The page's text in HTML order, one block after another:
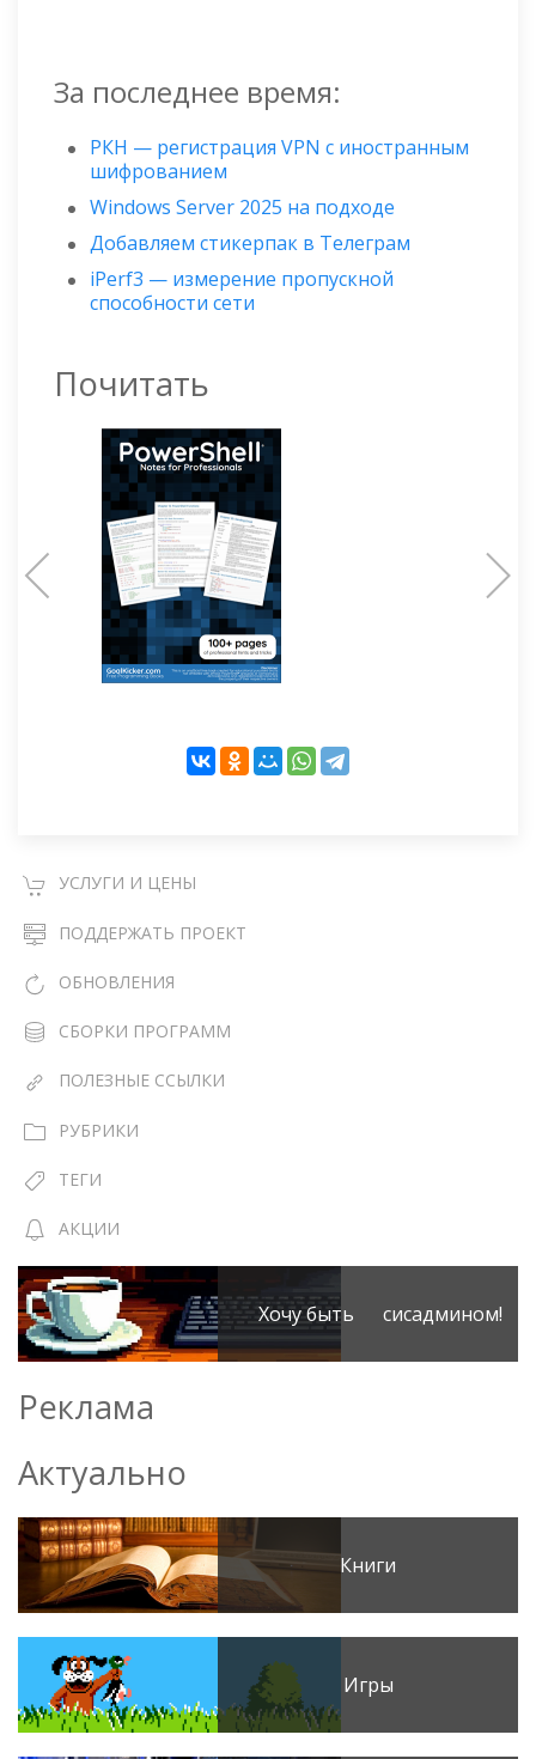
За последнее время:
РКН — регистрация VPN с иностранным
шифрованием
Windows Server 2025 на подходе
Добавляем стикерпак в Телеграм
iPerf3 — измерение пропускной
способности сети
Почитать
УСЛУГИ И ЦЕНЫ
ПОДДЕРЖАТЬ ПРОЕКТ
ОБНОВЛЕНИЯ
СБОРКИ ПРОГРАММ
ПОЛЕЗНЫЕ ССЫЛКИ
РУБРИКИ
ТЕГИ
АКЦИИ
Хочу быть сисадмином!
Реклама
Актуально
Книги
Игры